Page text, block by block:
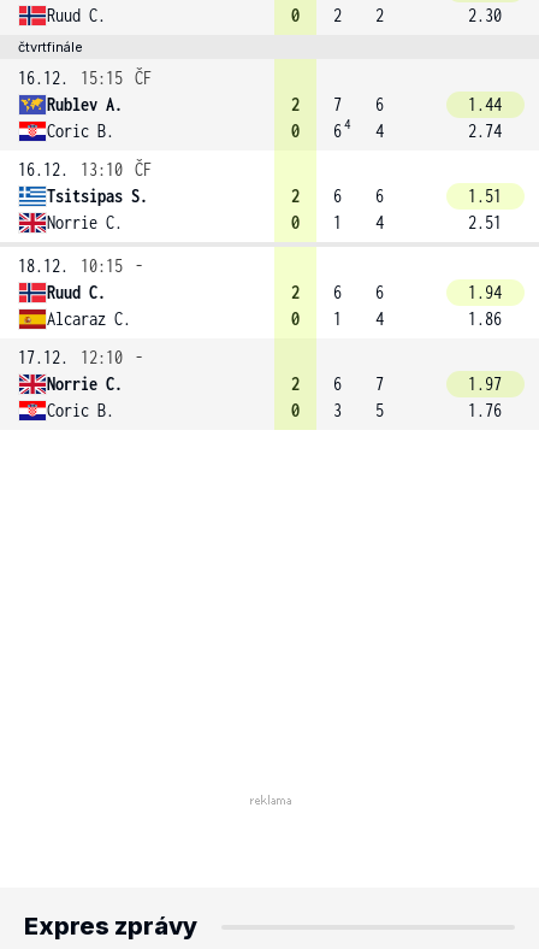
Ruud C.
0
2
2
2.30
čtvrtfinále
16.12. 15:15 ČF
Rublev A.
Coric B.
2
0
7
64
6
4
1.44
2.74
16.12.
13:10 ČF
Tsitsipas S.
Norrie C.
2
0
6
1
6
4
1.51
2.51
18.12. 10:15
-
Ruud C.
Alcaraz C.
2
0
6
1
6
4
1.94
1.86
17.12.
12:10
-
Norrie C.
Coric B.
2
0
6
3
7
5
1.97
1.76
Expres zprávy